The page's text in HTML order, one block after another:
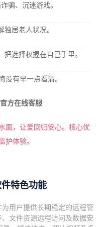
骗、沉迷游戏。
独居老人状况。
把选择权握在自己手里。
没有早一点看清。
方在线客服
，让爱回归安心。核心优
护体验。
特色功能
用户提供长期稳定的远程管
文件资源远程访问及数据安